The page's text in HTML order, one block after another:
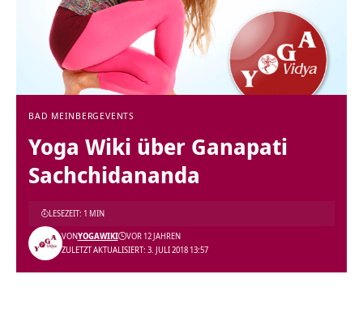
BAD MEINBERG EVENTS
Yoga Wiki über Ganapati
Sachchidananda
ZULETZT AKTUALISIERT: 3. JULI 2018 13:57
VONYOGAWIKI VOR 12 JAHREN
LESEZEIT: 1 MIN